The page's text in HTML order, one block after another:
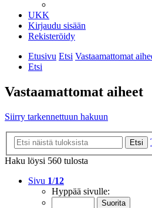
UKK
Kirjaudu sisään
Rekisteröidy
Etusivu Etsi Vastaamattomat
Etsi
Vastaamattomat aiheet
Siirry tarkennettuun hakuun
Etsi
Haku löysi 560 tulosta
Sivu 1/12
Hyppää sivulle: